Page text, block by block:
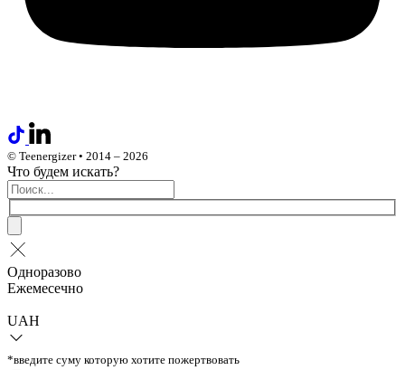
© Teenergizer • 2014 – 2026
Что будем искать?
Одноразово
Ежемесечно
UAH
*введите суму которую хотите пожертвовать